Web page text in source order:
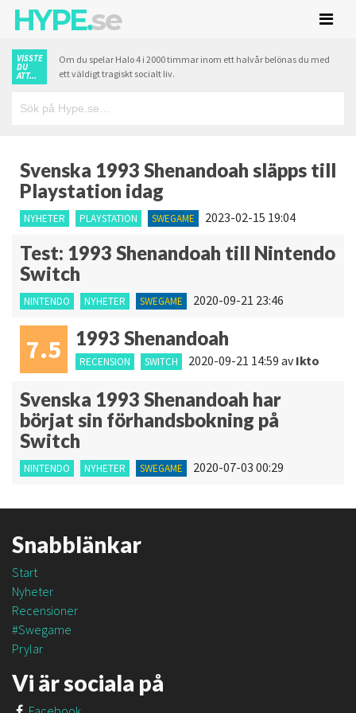
HYPE.se
VISSTE
DU
ATT...
Om du spelar Halo 4 i 2000 timmar inom ett halvår belönas du med
ett väldigt tragiskt socialt liv.
Svenska 1993 Shenandoah släpps till
Playstation idag
NYHETER PLAYSTATION SWEGAME 2023-02-15 19:04
Test: 1993 Shenandoah till Nintendo
Switch
NINTENDO NYHETER SWEGAME 2020-09-21 23:46
7.5 1993 Shenandoah
RECENSION SWITCH 2020-09-21 14:59 avIkto
Svenska 1993 Shenandoah har
börjat sin förhandsbokning på
Switch
NINTENDO NYHETER SWEGAME 2020-07-03 00:29
Snabblänkar
Start
Nyheter
Recensioner
#Swegame
Prylar
Vi är sociala på